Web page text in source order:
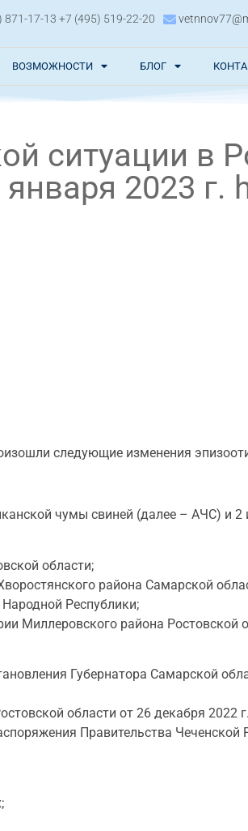
871-17-13 +7 (495) 519-22-20
ВОЗМОЖНОСТИ БЛОГ
ситуации в
2023 г.
следующие изменения
чумы свиней (далее – АЧС) и
области;
района Самарской
Республики;
Миллеровского района Ростовской
Губернатора Самарской
области от 26 декабря 2022
Правительства Чеченской